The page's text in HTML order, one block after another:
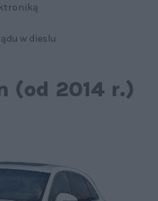
w dieslu
(od 2014 r.)